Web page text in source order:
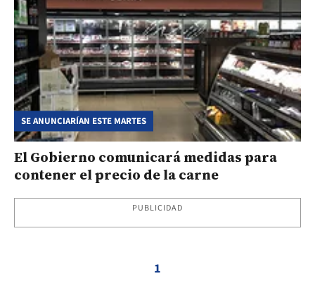
SE ANUNCIARÍAN ESTE MARTES
El Gobierno comunicará medidas para
contener el precio de la carne
PUBLICIDAD
1